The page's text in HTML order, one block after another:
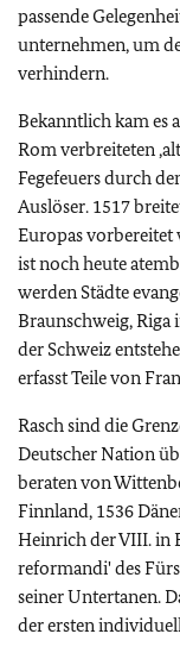
passende
unternehmen, um
verhindern.
Bekanntlich kam es
Rom verbreiteten
Fegefeuers durch
Auslöser. 1517
Europas vorbereitet
ist noch heute
werden Städte
Braunschweig, Riga
der Schweiz
erfasst Teile von
Rasch sind die
Deutscher Nation
beraten von
Finnland, 1536
Heinrich der VIII. in
reformandi' des
seiner Untertanen.
der ersten